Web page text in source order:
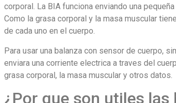
corporal. La BIA funciona enviando una
Como la grasa corporal y la masa muscular
de cada uno en el cuerpo.
Para usar una balanza con sensor de cuerpo,
enviara una corriente electrica a traves del
grasa corporal, la masa muscular y otros datos.
¿Por que son utiles